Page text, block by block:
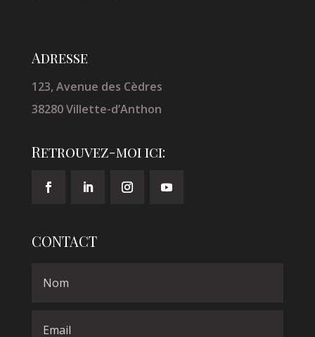
Adresse
123, Avenue des Cèdres
38280 Villette-d’Anthon
Retrouvez-moi ici:
CONTACT